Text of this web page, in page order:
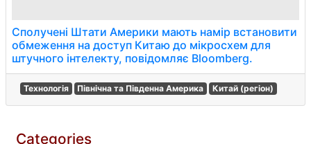
Сполучені Штати Америки мають намір встановити
обмеження на доступ Китаю до мікросхем для
штучного інтелекту, повідомляє Bloomberg.
Технологія Північна та Південна Америка Китай (регіон)
Categories